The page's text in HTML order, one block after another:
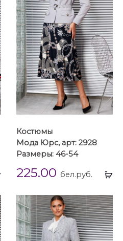
Выбрать
Костюмы
Мода Юрс, арт: 2928
Размеры: 46-54
225.00 бел.руб.